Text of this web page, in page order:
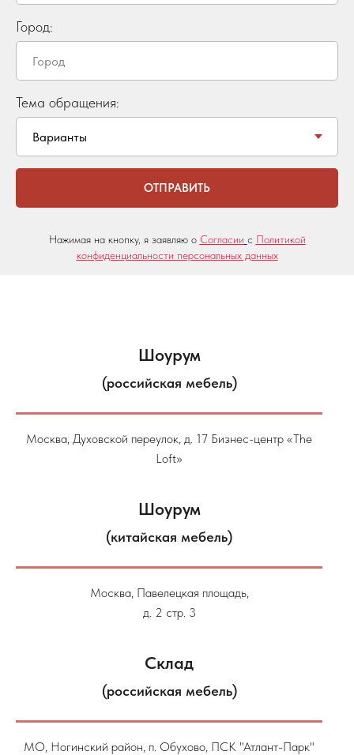
Город:
Тема обращения:
ОТПРАВИТЬ
Нажимая на кнопку, я заявляю о Согласии с Политикой
конфиденциальности персональных данных
Шоурум
(российская мебель)
Москва, Духовской переулок, д. 17 Бизнес-центр «The
Loft»
Шоурум
(китайская мебель)
Москва, Павелецкая площадь,
д. 2 стр. 3
Склад
(российская мебель)
МО, Ногинский район, п. Обухово, ПСК "Атлант-Парк"